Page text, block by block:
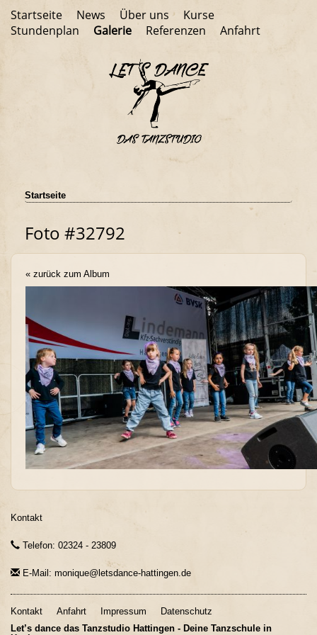
Startseite News Über uns
Kurse
Stundenplan
Galerie Referenzen Anfahrt
Startseite
Foto #32792
« zurück zum Album
Kontakt
Telefon: 02324 - 23809
E-Mail: monique@letsdance-hattingen.de
Kontakt Anfahrt Impressum
Datenschutz
Let’s dance das Tanzstudio Hattingen - Deine Tanzschule in